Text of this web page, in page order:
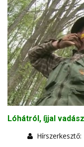
Lóhátról, íjjal